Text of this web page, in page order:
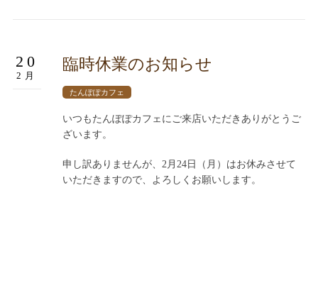
20
2月
臨時休業のお知らせ
たんぽぽカフェ
いつもたんぽぽカフェにご来店いただきありがとうご
ざいます。
申し訳ありませんが、2月24日（月）はお休みさせて
いただきますので、よろしくお願いします。